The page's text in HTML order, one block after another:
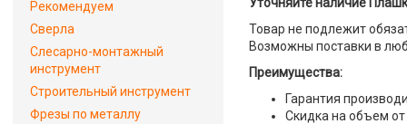
Товар не подлежит
Возможны поставки в
Преимущества:
Гарантия
Скидка на объем от
Рекомендуем
Сверла
Слесарно-монтажный
инструмент
Строительный инструмент
Фрезы по металлу